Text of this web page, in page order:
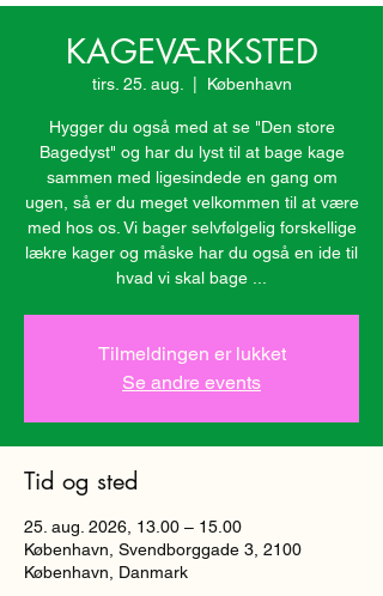
KAGEVÆRKSTED
tirs. 25. aug. København
Hygger du også med at se "Den store
Bagedyst" og har du lyst til at bage kage
sammen med ligesindede en gang om
ugen, så er du meget velkommen til at være
med hos os. Vi bager selvfølgelig forskellige
lækre kager og måske har du også en ide til
hvad vi skal bage ...
Tilmeldingen er lukket
Se andre events
Tid og sted
25. aug. 2026, 13.00 – 15.00
København, Svendborggade 3, 2100
København, Danmark